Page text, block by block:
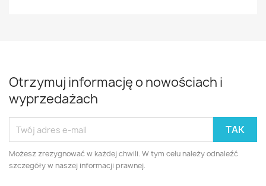
Otrzymuj informację o nowościach i
wyprzedażach
Możesz zrezygnować w każdej chwili. W tym celu należy odnaleźć
szczegóły w naszej informacji prawnej.